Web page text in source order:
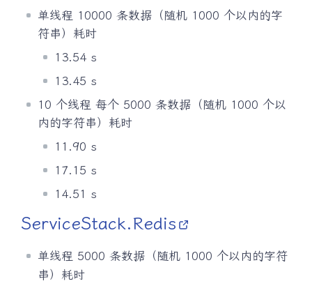
单线程 10000 条数据（随机 1000 个以内的字
符串）耗时
13.54 s
13.45 s
10 个线程 每个 5000 条数据（随机 1000 个以
内的字符串）耗时
11.90 s
17.15 s
14.51 s
ServiceStack.Redis
单线程 5000 条数据（随机 1000 个以内的字符
串）耗时